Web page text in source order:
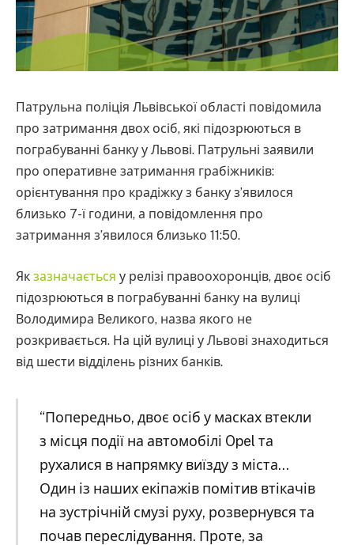
Патрульна поліція Львівської області повідомила
про затримання двох осіб, які підозрюються в
пограбуванні банку у Львові. Патрульні заявили
про оперативне затримання грабіжників:
орієнтування про крадіжку з банку з’явилося
близько 7-ї години, а повідомлення про
затримання з’явилося близько 11:50.
Як зазначається у релізі правоохоронців, двоє осіб
підозрюються в пограбуванні банку на вулиці
Володимира Великого, назва якого не
розкривається. На цій вулиці у Львові знаходиться
від шести відділень різних банків.
“Попередньо, двоє осіб у масках втекли
з місця події на автомобілі Opel та
рухалися в напрямку виїзду з міста…
Один із наших екіпажів помітив втікачів
на зустрічній смузі руху, розвернувся та
почав переслідування. Проте, за